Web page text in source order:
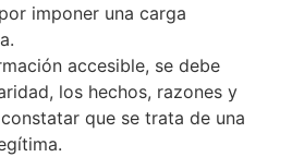
imponer una carga
accesible, se debe
los hechos, razones y
que se trata de una